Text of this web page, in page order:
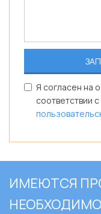
Я согласен на
соответствии
ИМЕЮТСЯ
НЕОБХОДИМО